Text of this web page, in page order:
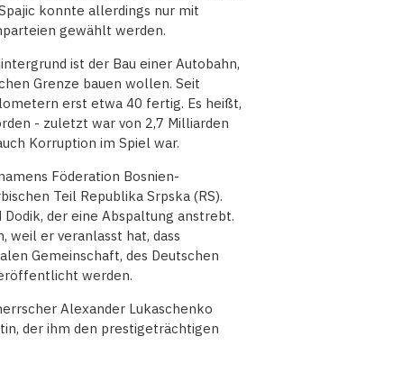
konnte allerdings nur mit
gewählt werden.
ist der Bau einer Autobahn,
Grenze bauen wollen. Seit
erst etwa 40 fertig. Es heißt,
- zuletzt war von 2,7 Milliarden
Korruption im Spiel war.
Föderation Bosnien-
Teil Republika Srpska (RS).
der eine Abspaltung anstrebt.
weil er veranlasst hat, dass
Gemeinschaft, des Deutschen
werden.
Alexander Lukaschenko
der ihm den prestigeträchtigen